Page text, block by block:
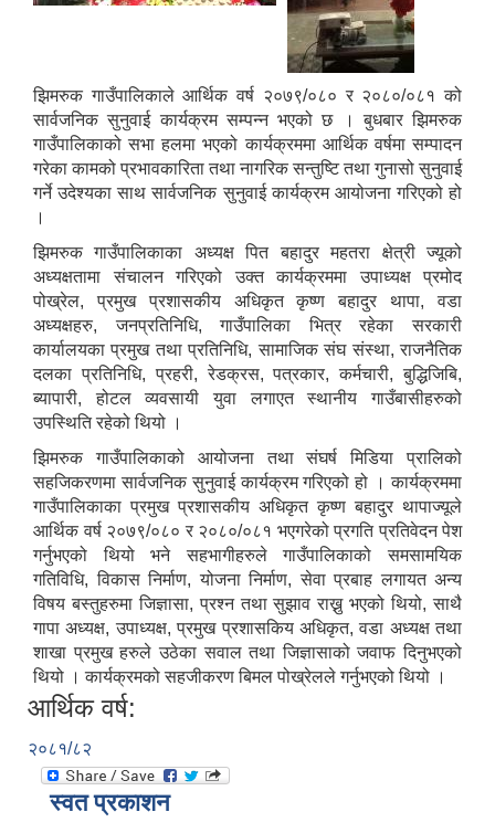
झिमरुक गाउँपालिकाले आर्थिक वर्ष २०७९/०८० र २०८०/०८१ को
सार्वजनिक सुनुवाई कार्यक्रम सम्पन्न भएको छ । बुधबार झिमरुक
गाउँपालिकाको सभा हलमा भएको कार्यक्रममा आर्थिक वर्षमा सम्पादन
गरेका कामको प्रभावकारिता तथा नागरिक सन्तुष्टि तथा गुनासो सुनुवाई
गर्ने उदेश्यका साथ सार्वजनिक सुनुवाई कार्यक्रम आयोजना गरिएको हो
।
झिमरुक गाउँपालिकाका अध्यक्ष पित बहादुर महतरा क्षेत्री ज्यूको
अध्यक्षतामा संचालन गरिएको उक्त कार्यक्रममा उपाध्यक्ष प्रमोद
पोख्रेल, प्रमुख प्रशासकीय अधिकृत कृष्ण बहादुर थापा, वडा
अध्यक्षहरु, जनप्रतिनिधि, गाउँपालिका भित्र रहेका सरकारी
कार्यालयका प्रमुख तथा प्रतिनिधि, सामाजिक संघ संस्था, राजनैतिक
दलका प्रतिनिधि, प्रहरी, रेडक्रस, पत्रकार, कर्मचारी, बुद्धिजिबि,
ब्यापारी, होटल व्यवसायी युवा लगाएत स्थानीय गाउँबासीहरुको
उपस्थिति रहेको थियो ।
झिमरुक गाउँपालिकाको आयोजना तथा संघर्ष मिडिया प्रालिको
सहजिकरणमा सार्वजनिक सुनुवाई कार्यक्रम गरिएको हो । कार्यक्रममा
गाउँपालिकाका प्रमुख प्रशासकीय अधिकृत कृष्ण बहादुर थापाज्यूले
आर्थिक वर्ष २०७९/०८० र २०८०/०८१ भएगरेको प्रगति प्रतिवेदन पेश
गर्नुभएको थियो भने सहभागीहरुले गाउँपालिकाको समसामयिक
गतिविधि, विकास निर्माण, योजना निर्माण, सेवा प्रबाह लगायत अन्य
विषय बस्तुहरुमा जिज्ञासा, प्रश्न तथा सुझाव राख्नु भएको थियो, साथै
गापा अध्यक्ष, उपाध्यक्ष, प्रमुख प्रशासकिय अधिकृत, वडा अध्यक्ष तथा
शाखा प्रमुख हरुले उठेका सवाल तथा जिज्ञासाको जवाफ दिनुभएको
थियो । कार्यक्रमको सहजीकरण बिमल पोख्रेलले गर्नुभएको थियो ।
आर्थिक वर्ष:
२०८१/८२
स्वत प्रकाशन